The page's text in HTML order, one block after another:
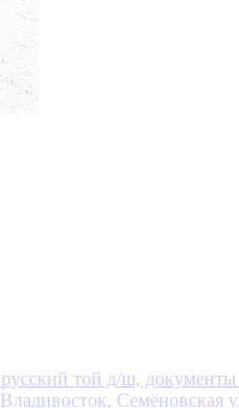
русский той д/ш,
Семёновская